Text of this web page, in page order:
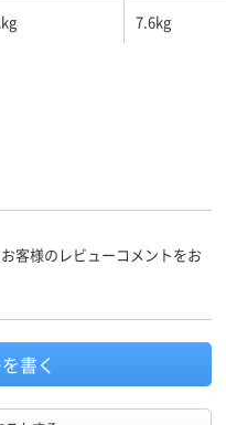
7.6kg
客様のレビューコメントをお
書く